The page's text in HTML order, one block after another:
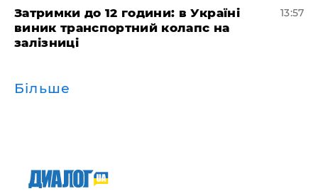
Затримки до 12 години: в Україні
виник транспортний колапс на
залізниці
13:57
Більше